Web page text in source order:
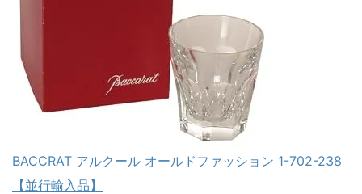
BACCRAT アルクール オールドファッション 1-702-238
【並行輸入品】